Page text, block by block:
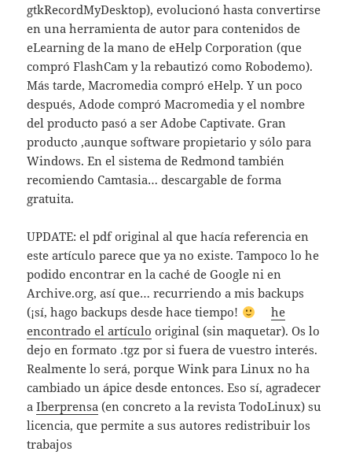
gtkRecordMyDesktop), evolucionó hasta convertirse
en una herramienta de autor para contenidos de
eLearning de la mano de eHelp Corporation (que
compró FlashCam y la rebautizó como Robodemo).
Más tarde, Macromedia compró eHelp. Y un poco
después, Adode compró Macromedia y el nombre
del producto pasó a ser Adobe Captivate. Gran
producto ,aunque software propietario y sólo para
Windows. En el sistema de Redmond también
recomiendo Camtasia… descargable de forma
gratuita.
UPDATE: el pdf original al que hacía referencia en
este artículo parece que ya no existe. Tampoco lo he
podido encontrar en la caché de Google ni en
Archive.org, así que… recurriendo a mis backups
(¡sí, hago backups desde hace tiempo!
he
encontrado el artículo original (sin maquetar). Os lo
dejo en formato .tgz por si fuera de vuestro interés.
Realmente lo será, porque Wink para Linux no ha
cambiado un ápice desde entonces. Eso sí, agradecer
aIberprensa (en concreto a la revista TodoLinux) su
licencia, que permite a sus autores redistribuir los
trabajos